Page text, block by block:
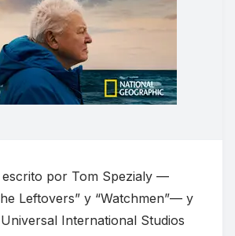
por Tom Spezialy —
Leftovers” y “Watchmen”— y
International Studios